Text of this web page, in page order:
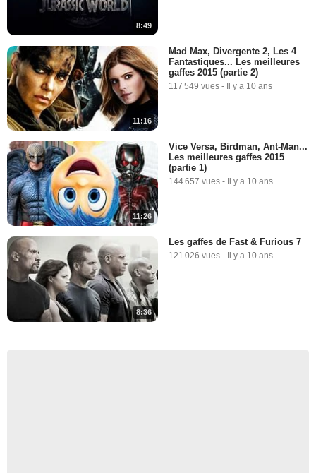
8:49
11:16
Mad Max, Divergente 2, Les 4
Fantastiques... Les meilleures
gaffes 2015 (partie 2)
117 549 vues - Il y a 10 ans
11:26
Vice Versa, Birdman, Ant-Man...
Les meilleures gaffes 2015
(partie 1)
144 657 vues - Il y a 10 ans
8:36
Les gaffes de Fast & Furious 7
121 026 vues - Il y a 10 ans